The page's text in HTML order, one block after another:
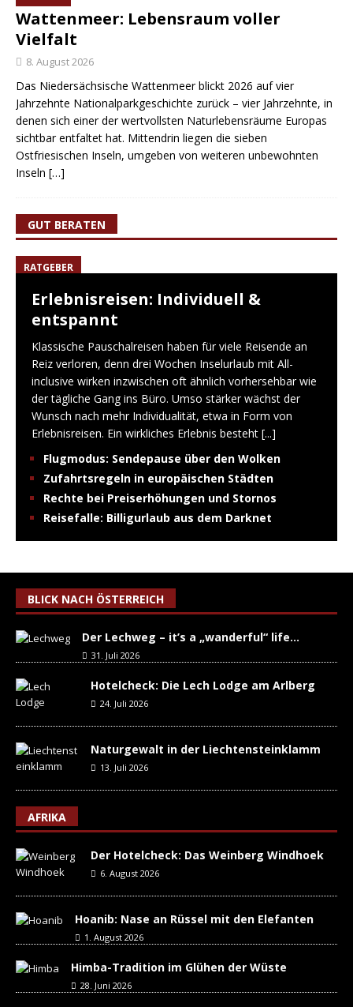
Wattenmeer: Lebensraum voller
Vielfalt
8. August 2026
Das Niedersächsische Wattenmeer blickt 2026 auf vier
Jahrzehnte Nationalparkgeschichte zurück – vier Jahrzehnte, in
denen sich einer der wertvollsten Naturlebensräume Europas
sichtbar entfaltet hat. Mittendrin liegen die sieben
Ostfriesischen Inseln, umgeben von weiteren unbewohnten
Inseln […]
GUT BERATEN
RATGEBER
Erlebnisreisen: Individuell &
entspannt
Klassische Pauschalreisen haben für viele Reisende an
Reiz verloren, denn drei Wochen Inselurlaub mit All-
inclusive wirken inzwischen oft ähnlich vorhersehbar wie
der tägliche Gang ins Büro. Umso stärker wächst der
Wunsch nach mehr Individualität, etwa in Form von
Erlebnisreisen. Ein wirkliches Erlebnis besteht [...]
Flugmodus: Sendepause über den Wolken
Zufahrtsregeln in europäischen Städten
Rechte bei Preiserhöhungen und Stornos
Reisefalle: Billigurlaub aus dem Darknet
BLICK NACH ÖSTERREICH
Der Lechweg – it’s a „wanderful“ life…
31. Juli 2026
Hotelcheck: Die Lech Lodge am Arlberg
24. Juli 2026
Naturgewalt in der Liechtensteinklamm
13. Juli 2026
AFRIKA
Der Hotelcheck: Das Weinberg Windhoek
6. August 2026
Hoanib: Nase an Rüssel mit den Elefanten
1. August 2026
Himba-Tradition im Glühen der Wüste
28. Juni 2026